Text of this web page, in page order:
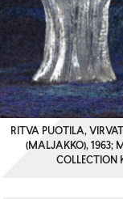
RITVA PUOTILA,
(MALJAKKO), 1963;
COLLECTION